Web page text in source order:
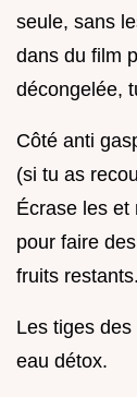
seule, sans
dans du film
décongelée,
Côté anti
(si tu as
Écrase les et
pour faire
fruits restants.
Les tiges
eau détox.